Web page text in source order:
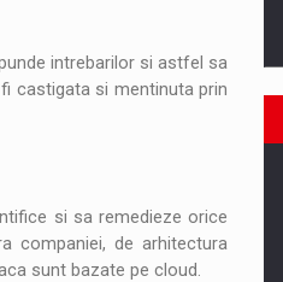
intrebarilor si astfel sa
castigata si mentinuta prin
si sa remedieze orice
companiei, de arhitectura
sunt bazate pe cloud.